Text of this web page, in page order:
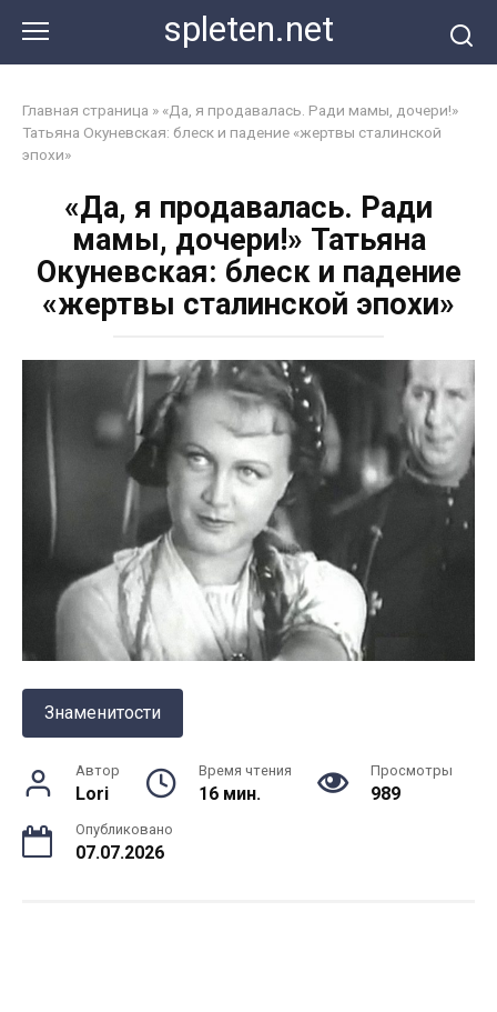
контенту
spleten.net
Главная страница » «Да, я продавалась. Ради мамы, дочери!»
Татьяна Окуневская: блеск и падение «жертвы сталинской
эпохи»
«Да, я продавалась. Ради
мамы, дочери!» Татьяна
Окуневская: блеск и падение
«жертвы сталинской эпохи»
Знаменитости
Автор
Lori
Время чтения
16 мин.
Просмотры
989
Опубликовано
07.07.2026